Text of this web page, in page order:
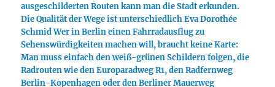
ausgeschilderten Routen kann man die Stadt erkunden.
Die Qualität der Wege ist unterschiedlich Eva Dorothée
Schmid Wer in Berlin einen Fahrradausflug zu
Sehenswürdigkeiten machen will, braucht keine Karte:
Man muss einfach den weiß-grünen Schildern folgen, die
Radrouten wie den Europaradweg R1, den Radfernweg
Berlin-Kopenhagen oder den Berliner Mauerweg